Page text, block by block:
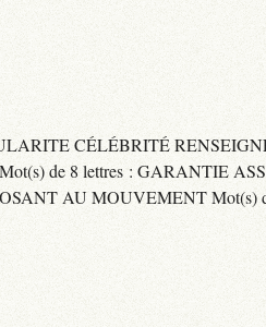
CÉLÉBRITÉ
de 8 lettres : GARANTIE
AU MOUVEMENT Mot(s)